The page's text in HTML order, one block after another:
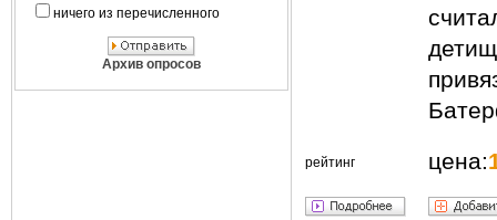
ничего из перечисленного
Архив опросов
рейтинг цена: